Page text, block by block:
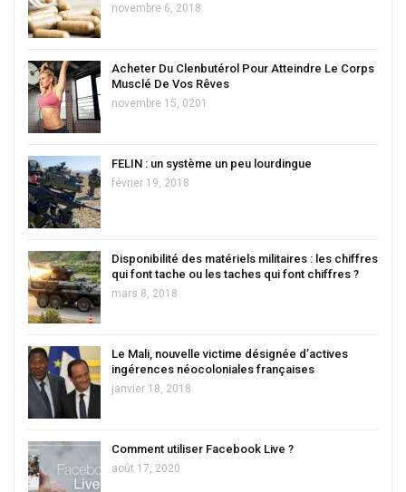
novembre 6, 2018
Acheter Du Clenbutérol Pour Atteindre Le Corps
Musclé De Vos Rêves
novembre 15, 0201
FELIN : un système un peu lourdingue
février 19, 2018
Disponibilité des matériels militaires : les chiffres
qui font tache ou les taches qui font chiffres ?
mars 8, 2018
Le Mali, nouvelle victime désignée d’actives
ingérences néocoloniales françaises
janvier 18, 2018
Comment utiliser Facebook Live ?
août 17, 2020